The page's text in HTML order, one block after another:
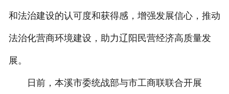
和法治建设的认可度和获得感，增强发展信心，推动
法治化营商环境建设，助力辽阳民营经济高质量发
展。
日前，本溪市委统战部与市工商联联合开展